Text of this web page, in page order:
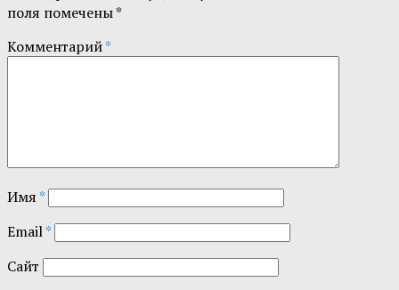
поля помечены*
Комментарий*
Имя*
Email*
Сайт